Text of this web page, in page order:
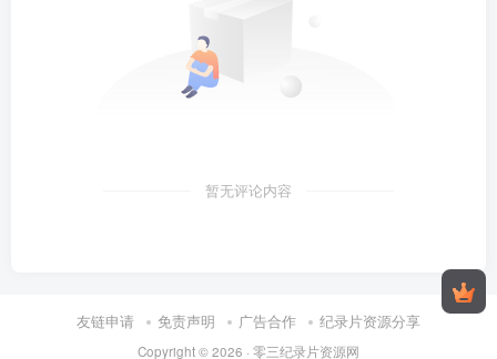
暂无评论内容
友链申请 免责声明 广告合作 纪录片资源分享
Copyright © 2026 · 零三纪录片资源网